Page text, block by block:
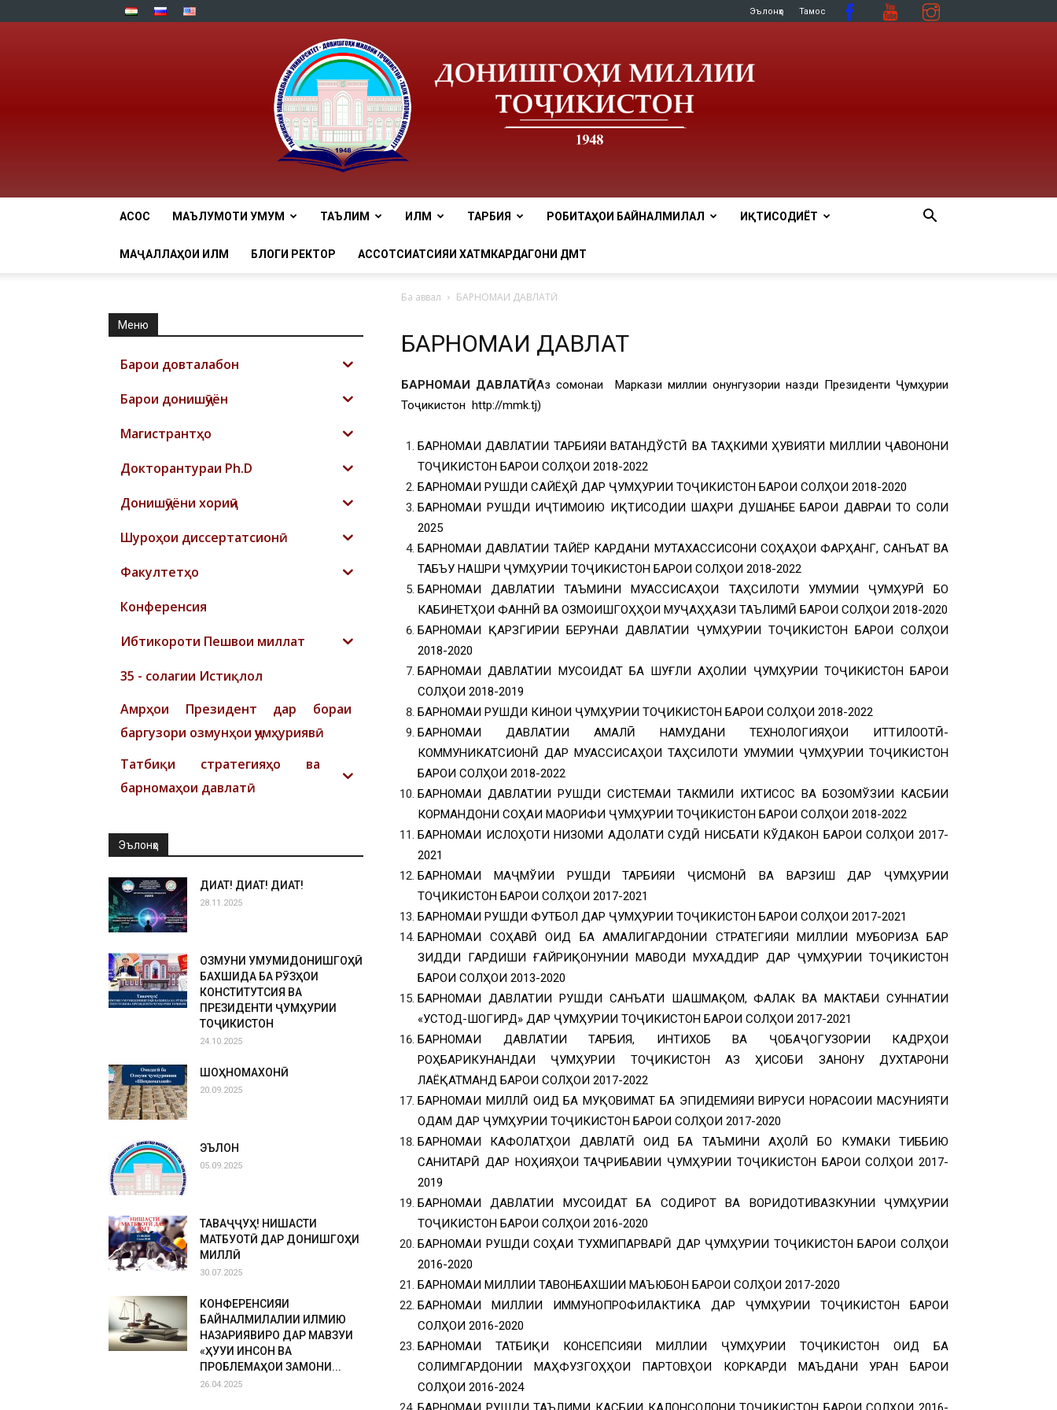
Эълонҳо Тамос
tnu
АСОСӢ МАЪЛУМОТИ УМУМӢ ТАЪЛИМ ИЛМ ТАРБИЯ РОБИТАҲОИ БАЙНАЛМИЛАЛӢ ИҚТИСОДИЁТ
МАҶАЛЛАҲОИ ИЛМӢ БЛОГИ РЕКТОР АССОТСИАТСИЯИ ХАТМКАРДАГОНИ ДМТ
Ба аввал БАРНОМАИ ДАВЛАТӢ
БАРНОМАИ ДАВЛАТӢ
БАРНОМАИ ДАВЛАТӢ (Аз сомонаи Маркази миллии қонунгузории назди Президенти Ҷумҳурии
Тоҷикистон http://mmk.tj)
БАРНОМАИ ДАВЛАТИИ ТАРБИЯИ ВАТАНДЎСТӢ ВА ТАҲКИМИ ҲУВИЯТИ МИЛЛИИ ҶАВОНОНИ
ТОҶИКИСТОН БАРОИ СОЛҲОИ 2018-2022
БАРНОМАИ РУШДИ САЙЁҲӢ ДАР ҶУМҲУРИИ ТОҶИКИСТОН БАРОИ СОЛҲОИ 2018-2020
БАРНОМАИ РУШДИ ИҶТИМОИЮ ИҚТИСОДИИ ШАҲРИ ДУШАНБЕ БАРОИ ДАВРАИ ТО СОЛИ
2025
БАРНОМАИ ДАВЛАТИИ ТАЙЁР КАРДАНИ МУТАХАССИСОНИ СОҲАҲОИ ФАРҲАНГ, САНЪАТ ВА
ТАБЪУ НАШРИ ҶУМҲУРИИ ТОҶИКИСТОН БАРОИ СОЛҲОИ 2018-2022
БАРНОМАИ ДАВЛАТИИ ТАЪМИНИ МУАССИСАҲОИ ТАҲСИЛОТИ УМУМИИ ҶУМҲУРӢ БО
КАБИНЕТҲОИ ФАННӢ ВА ОЗМОИШГОҲҲОИ МУҶАҲҲАЗИ ТАЪЛИМӢ БАРОИ СОЛҲОИ 2018-2020
БАРНОМАИ ҚАРЗГИРИИ БЕРУНАИ ДАВЛАТИИ ҶУМҲУРИИ ТОҶИКИСТОН БАРОИ СОЛҲОИ
2018-2020
БАРНОМАИ ДАВЛАТИИ МУСОИДАТ БА ШУҒЛИ АҲОЛИИ ҶУМҲУРИИ ТОҶИКИСТОН БАРОИ
СОЛҲОИ 2018-2019
БАРНОМАИ РУШДИ КИНОИ ҶУМҲУРИИ ТОҶИКИСТОН БАРОИ СОЛҲОИ 2018-2022
БАРНОМАИ ДАВЛАТИИ АМАЛӢ НАМУДАНИ ТЕХНОЛОГИЯҲОИ ИТТИЛООТӢ-
КОММУНИКАТСИОНӢ ДАР МУАССИСАҲОИ ТАҲСИЛОТИ УМУМИИ ҶУМҲУРИИ ТОҶИКИСТОН
БАРОИ СОЛҲОИ 2018-2022
БАРНОМАИ ДАВЛАТИИ РУШДИ СИСТЕМАИ ТАКМИЛИ ИХТИСОС ВА БОЗОМЎЗИИ КАСБИИ
КОРМАНДОНИ СОҲАИ МАОРИФИ ҶУМҲУРИИ ТОҶИКИСТОН БАРОИ СОЛҲОИ 2018-2022
БАРНОМАИ ИСЛОҲОТИ НИЗОМИ АДОЛАТИ СУДӢ НИСБАТИ КЎДАКОН БАРОИ СОЛҲОИ 2017-
2021
БАРНОМАИ МАҶМЎИИ РУШДИ ТАРБИЯИ ҶИСМОНӢ ВА ВАРЗИШ ДАР ҶУМҲУРИИ
ТОҶИКИСТОН БАРОИ СОЛҲОИ 2017-2021
БАРНОМАИ РУШДИ ФУТБОЛ ДАР ҶУМҲУРИИ ТОҶИКИСТОН БАРОИ СОЛҲОИ 2017-2021
БАРНОМАИ СОҲАВӢ ОИД БА АМАЛИГАРДОНИИ СТРАТЕГИЯИ МИЛЛИИ МУБОРИЗА БАР
ЗИДДИ ГАРДИШИ ҒАЙРИҚОНУНИИ МАВОДИ МУХАДДИР ДАР ҶУМҲУРИИ ТОҶИКИСТОН
БАРОИ СОЛҲОИ 2013-2020
БАРНОМАИ ДАВЛАТИИ РУШДИ САНЪАТИ ШАШМАҚОМ, ФАЛАК ВА МАКТАБИ СУННАТИИ
«УСТОД-ШОГИРД» ДАР ҶУМҲУРИИ ТОҶИКИСТОН БАРОИ СОЛҲОИ 2017-2021
БАРНОМАИ ДАВЛАТИИ ТАРБИЯ, ИНТИХОБ ВА ҶОБАҶОГУЗОРИИ КАДРҲОИ
РОҲБАРИКУНАНДАИ ҶУМҲУРИИ ТОҶИКИСТОН АЗ ҲИСОБИ ЗАНОНУ ДУХТАРОНИ
ЛАЁҚАТМАНД БАРОИ СОЛҲОИ 2017-2022
БАРНОМАИ МИЛЛӢ ОИД БА МУҚОВИМАТ БА ЭПИДЕМИЯИ ВИРУСИ НОРАСОИИ МАСУНИЯТИ
ОДАМ ДАР ҶУМҲУРИИ ТОҶИКИСТОН БАРОИ СОЛҲОИ 2017-2020
БАРНОМАИ КАФОЛАТҲОИ ДАВЛАТӢ ОИД БА ТАЪМИНИ АҲОЛӢ БО КУМАКИ ТИББИЮ
САНИТАРӢ ДАР НОҲИЯҲОИ ТАҶРИБАВИИ ҶУМҲУРИИ ТОҶИКИСТОН БАРОИ СОЛҲОИ 2017-
2019
БАРНОМАИ ДАВЛАТИИ МУСОИДАТ БА СОДИРОТ ВА ВОРИДОТИВАЗКУНИИ ҶУМҲУРИИ
ТОҶИКИСТОН БАРОИ СОЛҲОИ 2016-2020
БАРНОМАИ РУШДИ СОҲАИ ТУХМИПАРВАРӢ ДАР ҶУМҲУРИИ ТОҶИКИСТОН БАРОИ СОЛҲОИ
2016-2020
БАРНОМАИ МИЛЛИИ ТАВОНБАХШИИ МАЪЮБОН БАРОИ СОЛҲОИ 2017-2020
БАРНОМАИ МИЛЛИИ ИММУНОПРОФИЛАКТИКА ДАР ҶУМҲУРИИ ТОҶИКИСТОН БАРОИ
СОЛҲОИ 2016-2020
БАРНОМАИ ТАТБИҚИ КОНСЕПСИЯИ МИЛЛИИ ҶУМҲУРИИ ТОҶИКИСТОН ОИД БА
СОЛИМГАРДОНИИ МАҲФУЗГОҲҲОИ ПАРТОВҲОИ КОРКАРДИ МАЪДАНИ УРАН БАРОИ
СОЛҲОИ 2016-2024
Меню
Барои довталабон
Барои донишҷӯён
Магистрантҳо
Докторантураи Ph.D
Донишҷӯёни хориҷӣ
Шyроҳои диссертатсионӣ
Факултетҳо
Конференсия
Ибтикороти Пешвои миллат
35 - солагии Истиқлол
Амрҳои Президент дар бораи
баргузори озмунҳои ҷумҳуриявӣ
Татбиқи стратегияҳо ва
барномаҳои давлатӣ
Эълонҳо
ДИҚҚАТ! ДИҚҚАТ! ДИҚҚАТ!
28.11.2025
ОЗМУНИ УМУМИДОНИШГОҲӢ
БАХШИДА БА РӮЗҲОИ
КОНСТИТУТСИЯ ВА
ПРЕЗИДЕНТИ ҶУМҲУРИИ
ТОҶИКИСТОН
24.10.2025
ШОҲНОМАХОНӢ
20.09.2025
ЭЪЛОН
05.09.2025
ТАВАҶҶУҲ! НИШАСТИ
МАТБУОТӢ ДАР ДОНИШГОҲИ
МИЛЛӢ
30.07.2025
КОНФЕРЕНСИЯИ
БАЙНАЛМИЛАЛИИ ИЛМИЮ
НАЗАРИЯВИРО ДАР МАВЗУИ
«ҲУҚУҚИ ИНСОН ВА
ПРОБЛЕМАҲОИ ЗАМОНИ...
26.04.2025